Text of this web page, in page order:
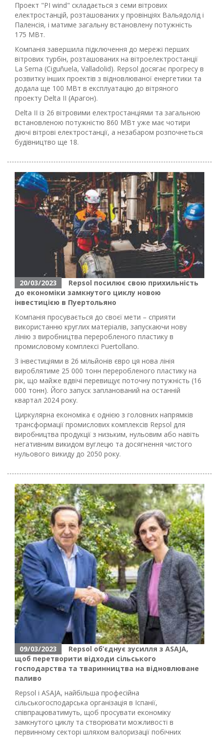
Проект "PI wind" складається з семи вітрових
електростанцій, розташованих у провінціях Вальядолід і
Паленсія, і матиме загальну встановлену потужність
175 МВт.
Компанія завершила підключення до мережі перших
вітрових турбін, розташованих на вітроелектростанції
La Serna (Ciguñuela, Valladolid). Repsol досягає прогресу в
розвитку інших проектів з відновлюваної енергетики та
додала ще 100 МВт в експлуатацію до вітряного
проекту Delta II (Арагон).
Delta II із 26 вітровими електростанціями та загальною
встановленою потужністю 860 МВт уже має чотири
діючі вітрові електростанції, а незабаром розпочнеться
будівництво ще 18.
20/03/2023
Repsol посилює свою прихильність
до економіки замкнутого циклу новою
інвестицією в Пуертольяно
Компанія просувається до своєї мети – сприяти
використанню круглих матеріалів, запускаючи нову
лінію з виробництва переробленого пластику в
промисловому комплексі Puertollano.
З інвестиціями в 26 мільйонів євро ця нова лінія
вироблятиме 25 000 тонн переробленого пластику на
рік, що майже вдвічі перевищує поточну потужність (16
000 тонн). Його запуск запланований на останній
квартал 2024 року.
Циркулярна економіка є однією з головних напрямків
трансформації промислових комплексів Repsol для
виробництва продукції з низьким, нульовим або навіть
негативним викидом вуглецю та досягнення чистого
нульового викиду до 2050 року.
09/03/2023
Repsol об’єднує зусилля з ASAJA,
щоб перетворити відходи сільського
господарства та тваринництва на відновлюване
паливо
Repsol і ASAJA, найбільша професійна
сільськогосподарська організація в Іспанії,
співпрацюватимуть, щоб просувати економіку
замкнутого циклу та створювати можливості в
первинному секторі шляхом валоризації побічних